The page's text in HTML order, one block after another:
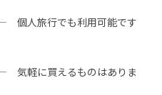
個人旅行でも利用可能です
気軽に買えるものはありま